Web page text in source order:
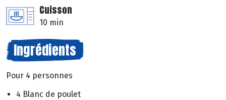
Cuisson
10 min
Ingrédients
Pour 4 personnes
4 Blanc de poulet